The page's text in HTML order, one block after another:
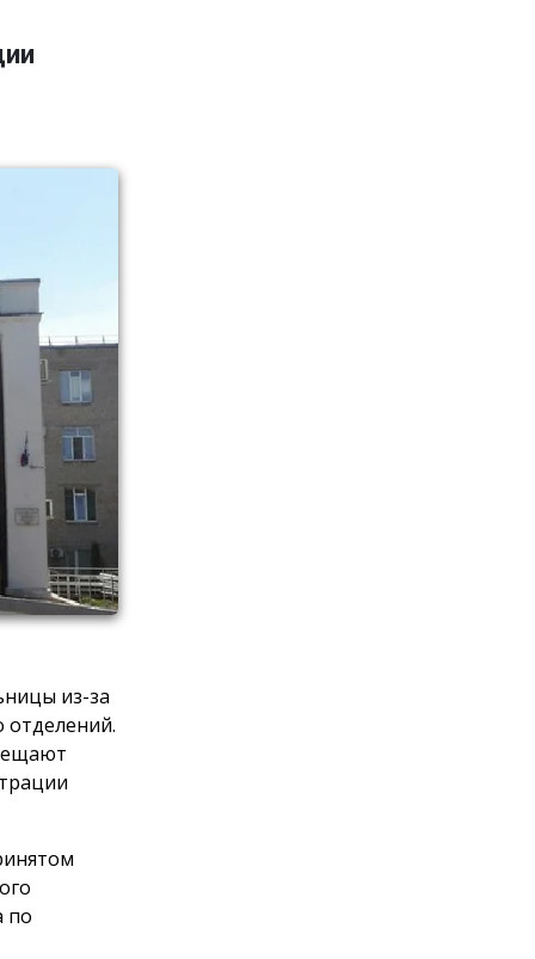
из-за
отделений.
по